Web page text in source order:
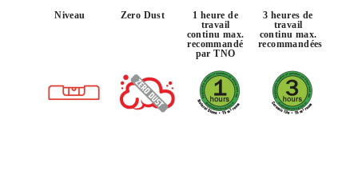
GARANTIE GRATUITE
PROLONGÉE SUR LES
PRODUITS ÉLIGIBLES
Niveau Zero Dust
1 heure de
travail
continu max.
recommandé
par TNO
3 heures de
travail
continu max.
recommandées